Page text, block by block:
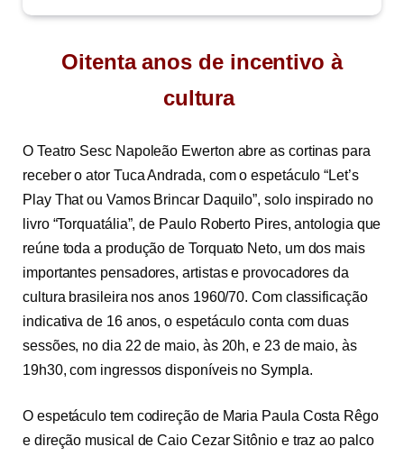
Oitenta anos de incentivo à
cultura
O Teatro Sesc Napoleão Ewerton abre as cortinas para
receber o ator Tuca Andrada, com o espetáculo “Let’s
Play That ou Vamos Brincar Daquilo”, solo inspirado no
livro “Torquatália”, de Paulo Roberto Pires, antologia que
reúne toda a produção de Torquato Neto, um dos mais
importantes pensadores, artistas e provocadores da
cultura brasileira nos anos 1960/70. Com classificação
indicativa de 16 anos, o espetáculo conta com duas
sessões, no dia 22 de maio, às 20h, e 23 de maio, às
19h30, com ingressos disponíveis no Sympla.
O espetáculo tem codireção de Maria Paula Costa Rêgo
e direção musical de Caio Cezar Sitônio e traz ao palco